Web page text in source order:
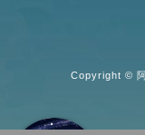
Copyright ©